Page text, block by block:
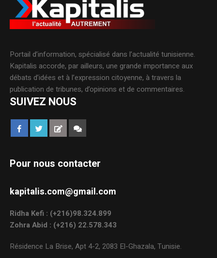
Portail d’information, spécialisé dans l’actualité tunisienne.
Kapitalis accorde, par ailleurs, une grande importance aux
débats d’idées et à l’expression citoyenne, à travers la
publication de tribunes, d’opinions et de commentaires.
SUIVEZ NOUS
Pour nous contacter
kapitalis.com@gmail.com
Ridha Kefi : (+216)98.324.899
Zohra Abid : (+216) 22.578.343
Résidence La Brise, Apt 4-2, 2083 El-Ghazala, Tunisie.